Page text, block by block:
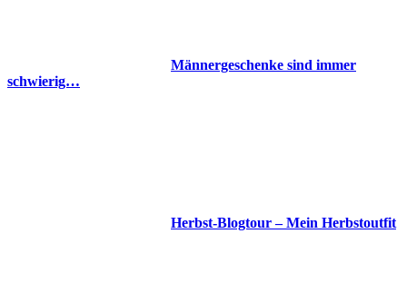
Männergeschenke sind immer
schwierig…
Herbst-Blogtour – Mein Herbstoutfit